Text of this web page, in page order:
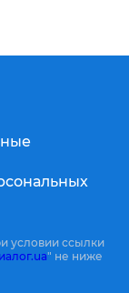
условии ссылки
" не ниже